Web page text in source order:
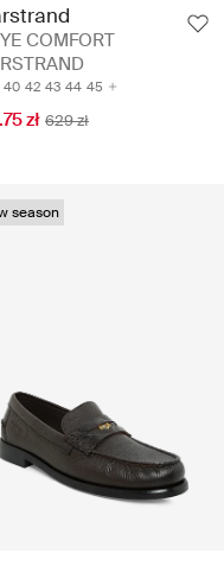
COMFORT
40 42 43 44 45
zł 629 zł
season